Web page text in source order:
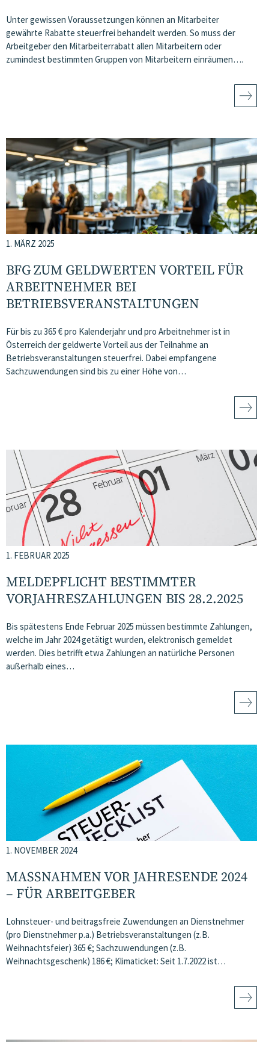
Unter gewissen Voraussetzungen können an Mitarbeiter
gewährte Rabatte steuerfrei behandelt werden. So muss der
Arbeitgeber den Mitarbeiterrabatt allen Mitarbeitern oder
zumindest bestimmten Gruppen von Mitarbeitern einräumen….
1. MÄRZ 2025
BFG ZUM GELDWERTEN VORTEIL FÜR
ARBEITNEHMER BEI
BETRIEBSVERANSTALTUNGEN
Für bis zu 365 € pro Kalenderjahr und pro Arbeitnehmer ist in
Österreich der geldwerte Vorteil aus der Teilnahme an
Betriebsveranstaltungen steuerfrei. Dabei empfangene
Sachzuwendungen sind bis zu einer Höhe von…
1. FEBRUAR 2025
MELDEPFLICHT BESTIMMTER
VORJAHRESZAHLUNGEN BIS 28.2.2025
Bis spätestens Ende Februar 2025 müssen bestimmte Zahlungen,
welche im Jahr 2024 getätigt wurden, elektronisch gemeldet
werden. Dies betrifft etwa Zahlungen an natürliche Personen
außerhalb eines…
1. NOVEMBER 2024
MASSNAHMEN VOR JAHRESENDE 2024 –
FÜR ARBEITGEBER
Lohnsteuer- und beitragsfreie Zuwendungen an Dienstnehmer
(pro Dienstnehmer p.a.) Betriebsveranstaltungen (z.B.
Weihnachtsfeier) 365 €; Sachzuwendungen (z.B.
Weihnachtsgeschenk) 186 €; Klimaticket: Seit 1.7.2022 ist…